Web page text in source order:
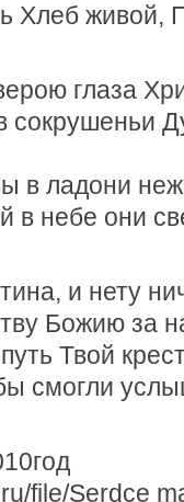
Хлеб живой,
глаза
сокрушеньи
в ладони
в небе они
и нету
Божию за
Твой
смогли
file/Serdce